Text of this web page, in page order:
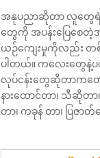
အနုပညာဆိုတာ လူတွေ
တွေကို အပန်းပြေစေတဲ့
ယဉ်ကျေးမှုကိုလည်း တစ်
ပါတယ်။ ကလေးတွေ
လုပ်ငန်းတွေဆိုတာကတေ
နားထောင်တာ၊ သီဆိုတ
တာ၊ ကခုန် တာ၊ ပြဇာတ်